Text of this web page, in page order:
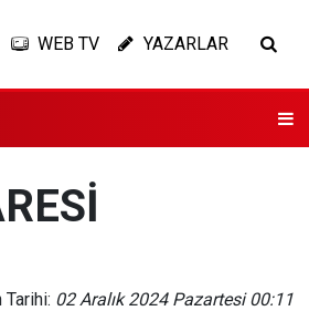
WEB TV YAZARLAR
Tarihi: 02 Aralık 2024 Pazartesi 00:11